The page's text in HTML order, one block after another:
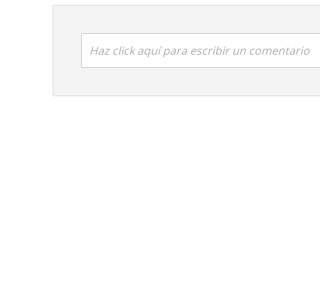
Haz click aquí para escribir un comentario